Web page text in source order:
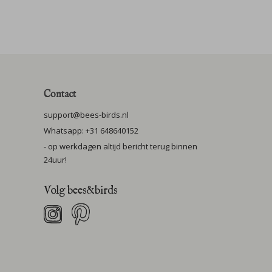
Contact
support@bees-birds.nl
Whatsapp: +31 648640152
- op werkdagen altijd bericht terug binnen
24uur!
Volg bees&birds